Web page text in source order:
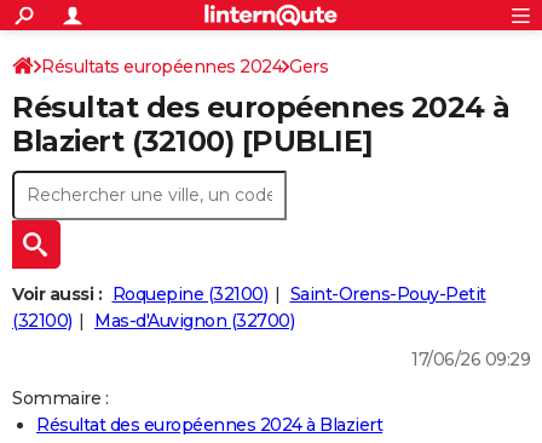
ACTUALITÉS
Politique
Société
Faits Divers
Education
Monde
Villes
+
SPORT
Coupe du monde 2026
Football
Tennis
Cyclisme
Rugby
Forum
CULTURE
Programme TV
TNT
Streaming
Cinéma
Sorties cinéma
Musique
+
FINANCE
Retraite
Impôts
Epargne
Immobilier
Risques naturels par ville
Banque
Assurance
Crédit
AUTO
Essais
Réserver un essai
Citadines
Berlines
SUV
Forum auto
+
HIGH-TECH
Mobiles
Meilleur smartphone
Internet
Ordinateurs
Jeux vidéo
Guide high-tech
+
BRICOLAGE
Guides de France
Escapades
Patrimoine
Expositions
Musées
Week-end nature
LIFESTYLE
S'inscrire
Connexion
Résultats européennes 2024 Gers
Résultat des européennes 2024 à
Blaziert (32100) [PUBLIE]
Voir aussi : Roquepine (32100)
Saint-Orens-Pouy-Petit
(32100)
Mas-d'Auvignon (32700)
17/06/26 09:29
Sommaire :
Résultat des européennes 2024 à Blaziert